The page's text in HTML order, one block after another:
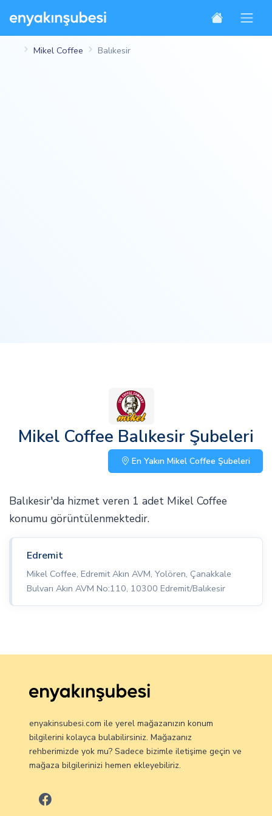
Mikel Coffee Balıkesir
Mikel Coffee Balıkesir Şubeleri
En Yakın Mikel Coffee Şubeleri
Balıkesir'da hizmet veren 1 adet Mikel Coffee
konumu görüntülenmektedir.
Edremit
Mikel Coffee, Edremit Akın AVM, Yolören, Çanakkale
Bulvarı Akın AVM No:110, 10300 Edremit/Balıkesir
enyakinsubesi.com ile yerel mağazanızın konum
bilgilerini kolayca bulabilirsiniz. Mağazanız
rehberimizde yok mu? Sadece bizimle iletişime geçin ve
mağaza bilgilerinizi hemen ekleyebiliriz.